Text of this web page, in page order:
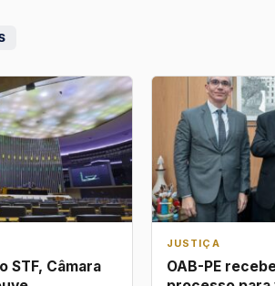
STF, Câmara
JUSTIÇA
OAB-PE